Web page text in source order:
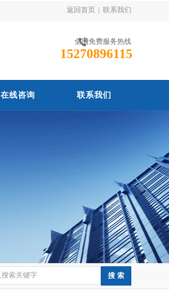
返回首页 联系我们
全国免费服务热线
15270896115
在线咨询 联系我们